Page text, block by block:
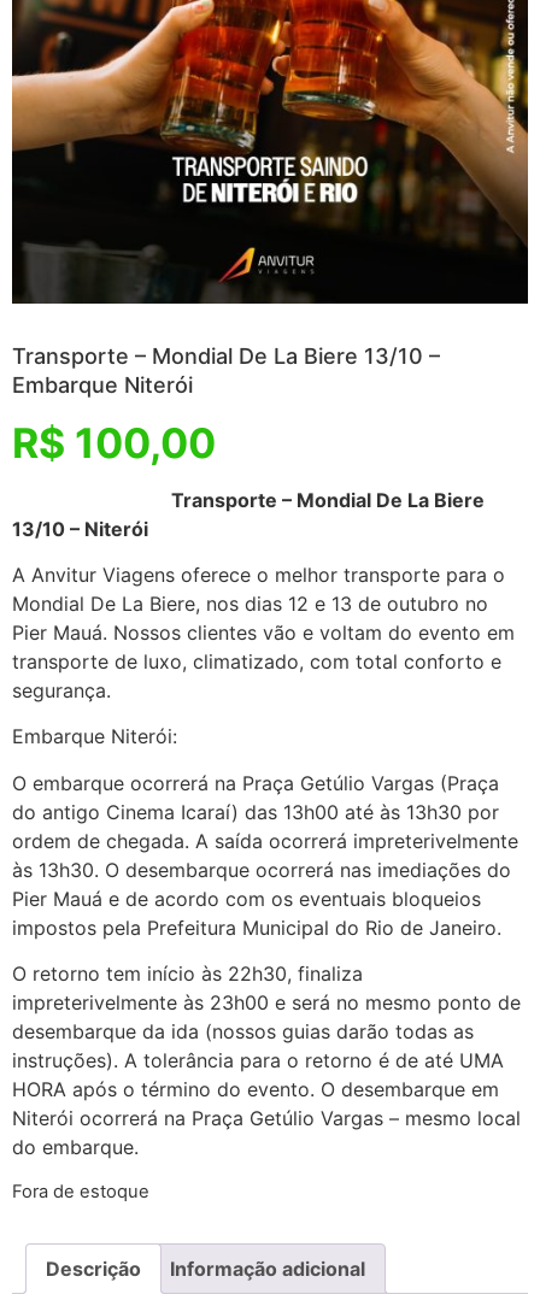
Transporte – Mondial De La Biere 13/10 –
Embarque Niterói
R$ 100,00
Transporte – Mondial De La Biere
13/10 – Niterói
A Anvitur Viagens oferece o melhor transporte para o
Mondial De La Biere, nos dias 12 e 13 de outubro no
Pier Mauá. Nossos clientes vão e voltam do evento em
transporte de luxo, climatizado, com total conforto e
segurança.
Embarque Niterói:
O embarque ocorrerá na Praça Getúlio Vargas (Praça
do antigo Cinema Icaraí) das 13h00 até às 13h30 por
ordem de chegada. A saída ocorrerá impreterivelmente
às 13h30. O desembarque ocorrerá nas imediações do
Pier Mauá e de acordo com os eventuais bloqueios
impostos pela Prefeitura Municipal do Rio de Janeiro.
O retorno tem início às 22h30, finaliza
impreterivelmente às 23h00 e será no mesmo ponto de
desembarque da ida (nossos guias darão todas as
instruções). A tolerância para o retorno é de até UMA
HORA após o término do evento. O desembarque em
Niterói ocorrerá na Praça Getúlio Vargas – mesmo local
do embarque.
Fora de estoque
Descrição Informação adicional